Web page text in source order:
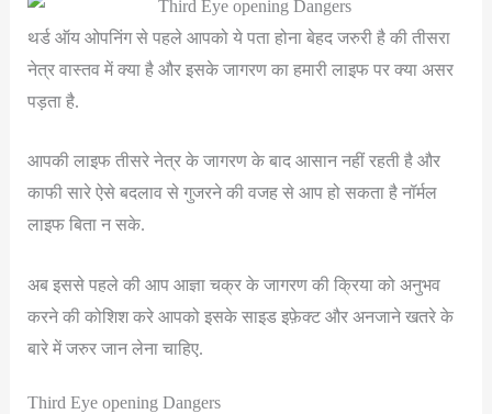
थर्ड ऑय ओपनिंग से पहले आपको ये पता होना बेहद जरुरी है की तीसरा
नेत्र वास्तव में क्या है और इसके जागरण का हमारी लाइफ पर क्या असर
पड़ता है.
आपकी लाइफ तीसरे नेत्र के जागरण के बाद आसान नहीं रहती है और
काफी सारे ऐसे बदलाव से गुजरने की वजह से आप हो सकता है नॉर्मल
लाइफ बिता न सके.
अब इससे पहले की आप आज्ञा चक्र के जागरण की क्रिया को अनुभव
करने की कोशिश करे आपको इसके साइड इफ़ेक्ट और अनजाने खतरे के
बारे में जरुर जान लेना चाहिए.
Third Eye opening Dangers